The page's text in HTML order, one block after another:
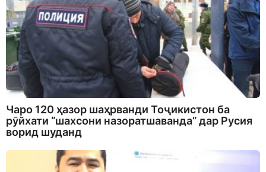
Чаро 120 ҳазор шаҳрванди Тоҷикистон ба
рӯйхати “шахсони назоратшаванда” дар Русия
ворид шуданд